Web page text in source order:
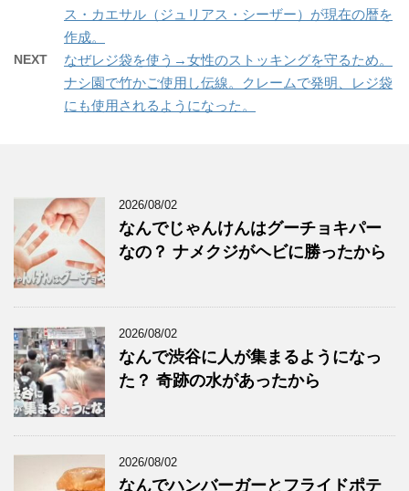
ス・カエサル（ジュリアス・シーザー）が現在の暦を
作成。
NEXT
なぜレジ袋を使う→女性のストッキングを守るため。
ナシ園で竹かご使用し伝線。クレームで発明、レジ袋
にも使用されるようになった。
2026/08/02
なんでじゃんけんはグーチョキパー
なの？ ナメクジがヘビに勝ったから
2026/08/02
なんで渋谷に人が集まるようになっ
た？ 奇跡の水があったから
2026/08/02
なんでハンバーガーとフライドポテ